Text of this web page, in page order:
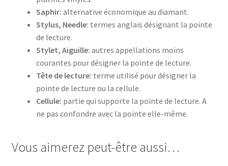
Saphir: alternative économique au diamant.
Stylus, Needle: termes anglais désignant la pointe
de lecture.
Stylet, Aiguille: autres appellations moins
courantes pour désigner la pointe de lecture.
Tête de lecture: terme utilisé pour désigner la
pointe de lecture ou la cellule.
Cellule: partie qui supporte la pointe de lecture. A
ne pas confondre avec la pointe elle-même.
Vous aimerez peut-être aussi…